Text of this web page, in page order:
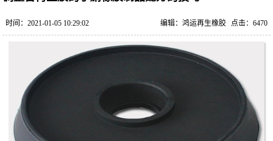
时间：2021-01-05 10:29:02 点击：6470
编辑：鸿运再生橡胶